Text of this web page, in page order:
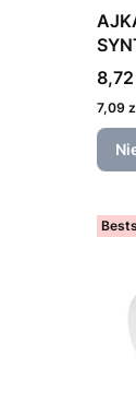
Cena
8,72
Cena
7,09